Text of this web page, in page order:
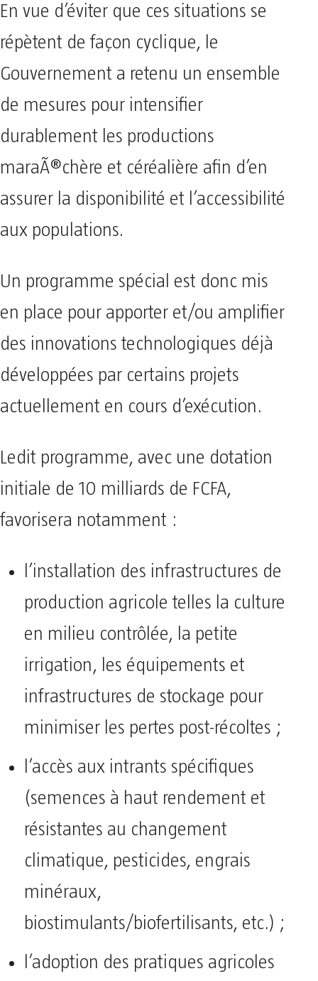
En vue d’éviter que ces situations se
répètent de façon cyclique, le
Gouvernement a retenu un ensemble
de mesures pour intensifier
durablement les productions
maraÃ®chère et céréalière afin d’en
assurer la disponibilité et l’accessibilité
aux populations.
Un programme spécial est donc mis
en place pour apporter et/ou amplifier
des innovations technologiques déjà
développées par certains projets
actuellement en cours d’exécution.
Ledit programme, avec une dotation
initiale de 10 milliards de FCFA,
favorisera notamment :
l’installation des infrastructures de
production agricole telles la culture
en milieu contrôlée, la petite
irrigation, les équipements et
infrastructures de stockage pour
minimiser les pertes post-récoltes ;
l’accès aux intrants spécifiques
(semences à haut rendement et
résistantes au changement
climatique, pesticides, engrais
minéraux,
biostimulants/biofertilisants, etc.) ;
l’adoption des pratiques agricoles